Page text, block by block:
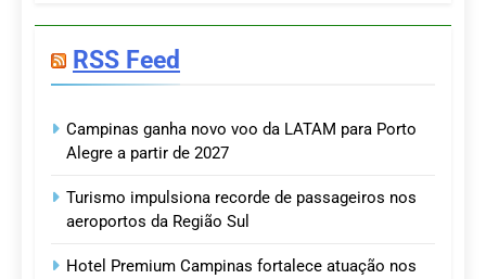
RSS Feed
Campinas ganha novo voo da LATAM para Porto
Alegre a partir de 2027
Turismo impulsiona recorde de passageiros nos
aeroportos da Região Sul
Hotel Premium Campinas fortalece atuação nos